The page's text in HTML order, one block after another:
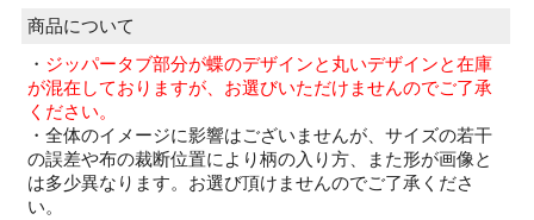
商品について
・ ジッパータブ部分が蝶のデザインと丸いデザインと在庫
が混在しておりますが、お選びいただけませんのでご了承
ください。
・全体のイメージに影響はございませんが、サイズの若干
の誤差や布の裁断位置により柄の入り方、また形が画像と
は多少異なります。お選び頂けませんのでご了承くださ
い。